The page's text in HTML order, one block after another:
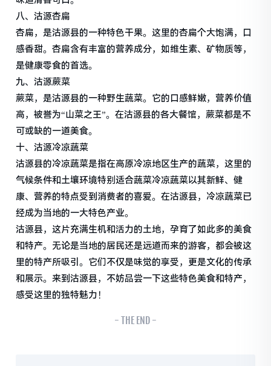
八、沽源杏扁
杏扁，是沽源县的一种特色干果。这里的杏扁个大饱满，口
感香甜。杏扁含有丰富的营养成分，如维生素、矿物质等，
是健康零食的首选。
九、沽源蕨菜
蕨菜，是沽源县的一种野生蔬菜。它的口感鲜嫩，营养价值
高，被誉为“山菜之王”。在沽源县的各大餐馆，蕨菜都是不
可或缺的一道美食。
十、沽源冷凉蔬菜
沽源县的冷凉蔬菜是指在高原冷凉地区生产的蔬菜，这里的
气候条件和土壤环境特别适合蔬菜冷凉蔬菜以其新鲜、健
康、营养的特点受到消费者的喜爱。在沽源县，冷凉蔬菜已
经成为当地的一大特色产业。
沽源县，这片充满生机和活力的土地，孕育了如此多的美食
和特产。无论是当地的居民还是远道而来的游客，都会被这
里的特产所吸引。它们不仅是味觉的享受，更是文化的传承
和展示。来到沽源县，不妨品尝一下这些特色美食和特产，
感受这里的独特魅力！
- THE END -